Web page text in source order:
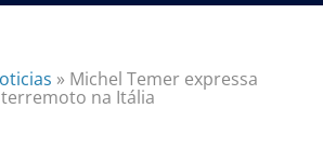
» Michel Temer expressa
na Itália